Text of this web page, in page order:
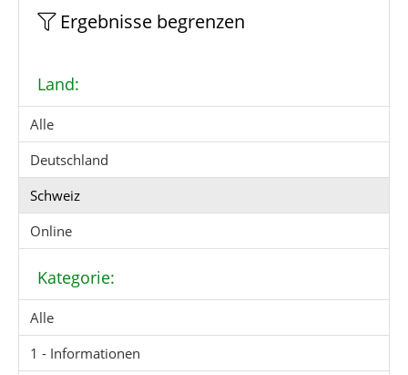
Ergebnisse begrenzen
Land:
Alle
Deutschland
Schweiz
Online
Kategorie:
Alle
1 - Informationen